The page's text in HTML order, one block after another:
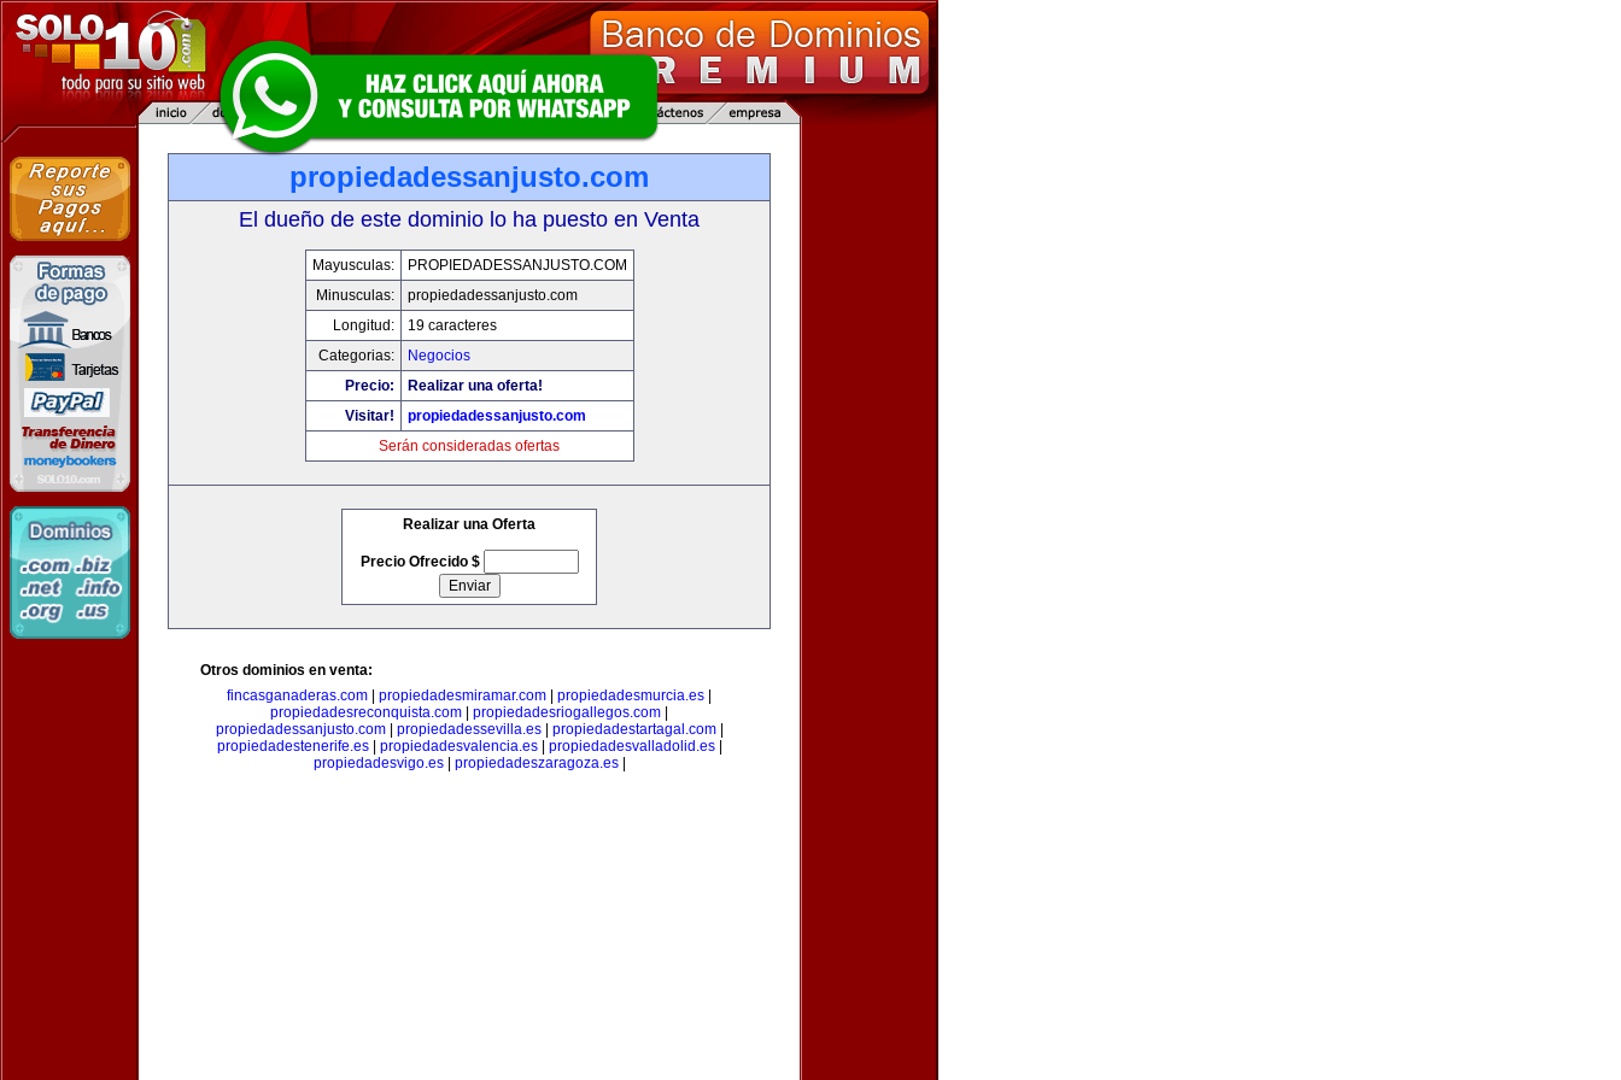
propiedadessanjusto.com
El dueño de este dominio lo ha puesto en Venta
Mayusculas:
PROPIEDADESSANJUSTO.COM
Minusculas:
propiedadessanjusto.com
Longitud:
19 caracteres
Categorias:
Negocios
Precio:
Realizar una oferta!
Visitar!
propiedadessanjusto.com
Serán consideradas ofertas
Realizar una Oferta
Precio Ofrecido $
Otros dominios en venta:
fincasganaderas.com
propiedadesmiramar.com propiedadesmurcia.es
propiedadesreconquista.com
propiedadesriogallegos.com
propiedadessanjusto.com| propiedadessevilla.es| propiedadestartagal.com|
propiedadestenerife.es| propiedadesvalencia.es| propiedadesvalladolid.es|
propiedadesvigo.es| propiedadeszaragoza.es|